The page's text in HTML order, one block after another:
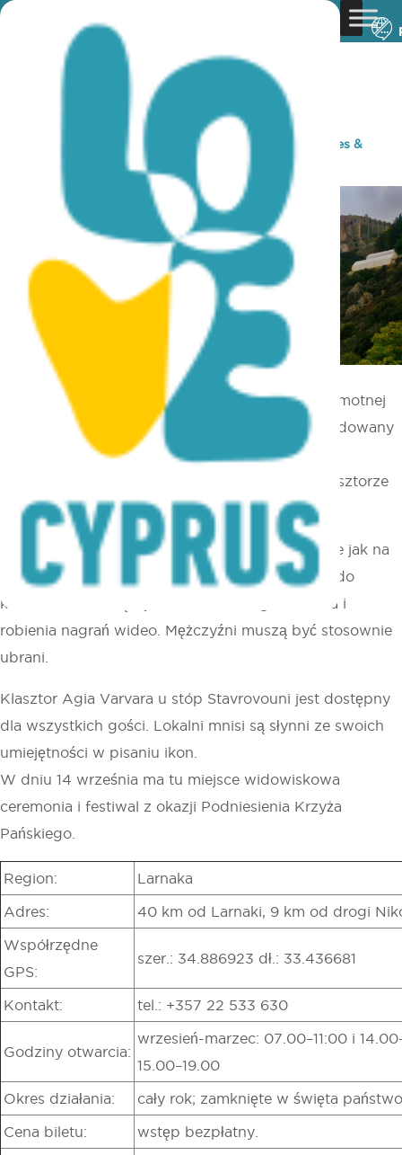
Home Discover Cyprus
Sites &
Klasztor Stavrovouni
Klasztor Stavrovouni
Klasztor Stavrovouni znajduje się na szczycie samotnej
skały 750 m n.p.m. Według legendy został ufundowany
w IV wieku przez św. Helenę, matkę cesarza
Konstantyna Wielkiego, która pozostawiła w klasztorze
relikwię drzewa ze Świętego Krzyża.
W klasztorze obowiązuje ścisła reguła, podobnie jak na
górze Athos w Grecji. Kobiety nie mają wstępu do
klasztoru. Obowiązuje też zakaz fotografowania i
robienia nagrań wideo. Mężczyźni muszą być stosownie
ubrani.
Klasztor Agia Varvara u stóp Stavrovouni jest dostępny
dla wszystkich gości. Lokalni mnisi są słynni ze swoich
umiejętności w pisaniu ikon.
W dniu 14 września ma tu miejsce widowiskowa
ceremonia i festiwal z okazji Podniesienia Krzyża
Pańskiego.
Region: Larnaka
Adres: 40 km od Larnaki, 9 km od drogi
Współrzędne
GPS:
szer.: 34.886923 dł.: 33.436681
Kontakt: tel.: +357 22 533 630
Godziny otwarcia:
wrzesień-marzec: 07.00–11:00 i
15.00–19.00
Okres działania: cały rok; zamknięte w święta
Cena biletu: wstęp bezpłatny.